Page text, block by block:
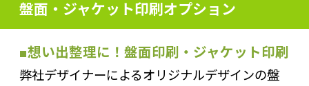
盤面・ジャケット印刷オプション
■想い出整理に！盤面印刷・ジャケット印刷
弊社デザイナーによるオリジナルデザインの盤